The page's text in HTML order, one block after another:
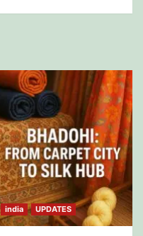
india UPDATES